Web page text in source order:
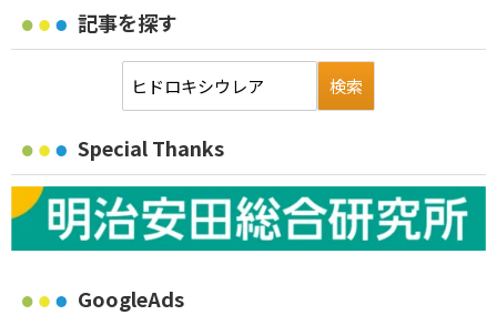
記事を探す
Special Thanks
GoogleAds